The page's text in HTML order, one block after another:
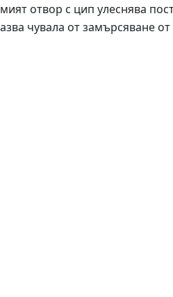
отвор с цип улеснява
чувала от замърсяване